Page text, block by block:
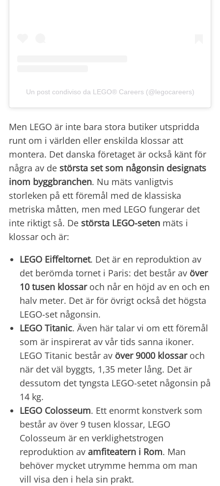
Un post condiviso da LEGO® Careers (@legocareers)
Men LEGO är inte bara stora butiker utspridda
runt om i världen eller enskilda klossar att
montera. Det danska företaget är också känt för
några av de största set som någonsin designats
inom byggbranchen. Nu mäts vanligtvis
storleken på ett föremål med de klassiska
metriska måtten, men med LEGO fungerar det
inte riktigt så. De största LEGO-seten mäts i
klossar och är:
LEGO Eiffeltornet. Det är en reproduktion av
det berömda tornet i Paris: det består av över
10 tusen klossaroch når en höjd av en och en
halv meter. Det är för övrigt också det högsta
LEGO-set någonsin.
LEGO Titanic. Även här talar vi om ett föremål
som är inspirerat av vår tids sanna ikoner.
LEGO Titanic består av över 9000 klossaroch
när det väl byggts, 1,35 meter lång. Det är
dessutom det tyngsta LEGO-setet någonsin på
14 kg.
LEGO Colosseum. Ett enormt konstverk som
består av över 9 tusen klossar, LEGO
Colosseum är en verklighetstrogen
reproduktion av amfiteatern i Rom. Man
behöver mycket utrymme hemma om man
vill visa den i hela sin prakt.